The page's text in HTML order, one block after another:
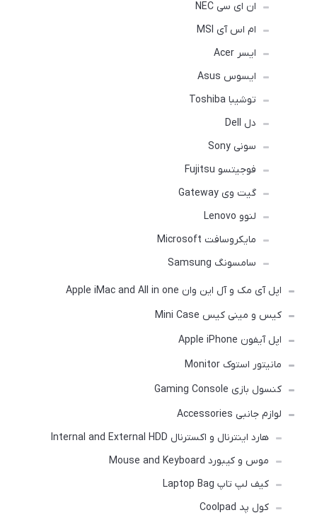
ان ای سی NEC
ام اس آی MSI
ایسر Acer
ایسوس Asus
توشیبا Toshiba
دل Dell
سونی Sony
فوجیتسو Fujitsu
گیت وی Gateway
لنوو Lenovo
مایکروسافت Microsoft
سامسونگ Samsung
اپل آی مک و آل این وان Apple iMac and All in one
کیس و مینی کیس Mini Case
اپل آیفون Apple iPhone
مانیتور استوک Monitor
کنسول بازی Gaming Console
لوازم جانبی Accessories
هارد اینترنال و اکسترنال Internal and External HDD
موس و کیبورد Mouse and Keyboard
کیف لپ تاپ Laptop Bag
کول پد Coolpad